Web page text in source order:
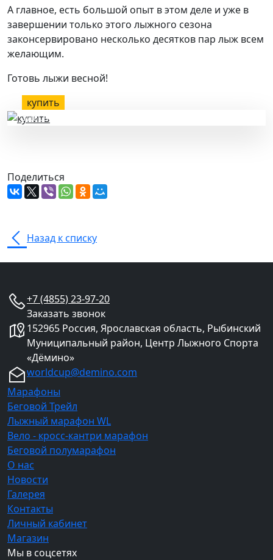
А главное, есть большой опыт в этом деле и уже в
завершении только этого лыжного сезона
законсервировано несколько десятков пар лыж всем
желающим.
Готовь лыжи весной!
купить
здесь
Поделиться
Назад к списку
+7 (4855) 23-97-20
Заказать звонок
152965 Россия, Ярославская область, Рыбинский
Муниципальный район, Центр Лыжного Спорта
«Дёмино»
worldcup@demino.com
Марафоны
Беговой Трейл
Лыжный марафон WL
Вело - кросс-кантри марафон
Беговой полумарафон
О нас
Новости
Галерея
Контакты
Личный кабинет
Магазин
Мы в соцсетях